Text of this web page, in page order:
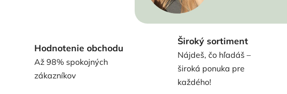
Hodnotenie obchodu
Až 98% spokojných
zákazníkov
Široký sortiment
Nájdeš, čo hľadáš –
široká ponuka pre
každého!